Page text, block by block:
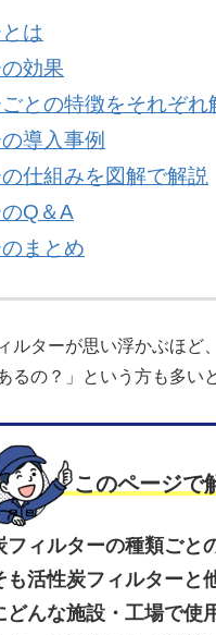
は
効果
との特徴をそれぞれ
導入事例
仕組みを図解で解説
Q＆A
まとめ
ルターが思い浮かぶほど
るの？」という方も多
このページで
フィルターの種類ごと
も活性炭フィルターと
どんな施設・工場で使